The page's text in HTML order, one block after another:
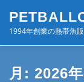
1994年創業の熱帯魚
ホーム 入荷
月: 2026年